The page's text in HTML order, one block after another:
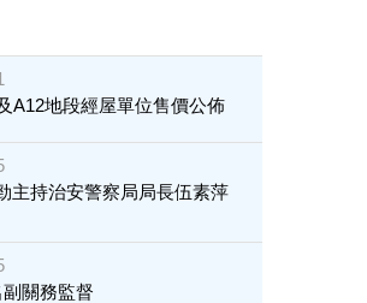
A12地段經屋單位售價公佈
主持治安警察局局長伍素萍
關務監督